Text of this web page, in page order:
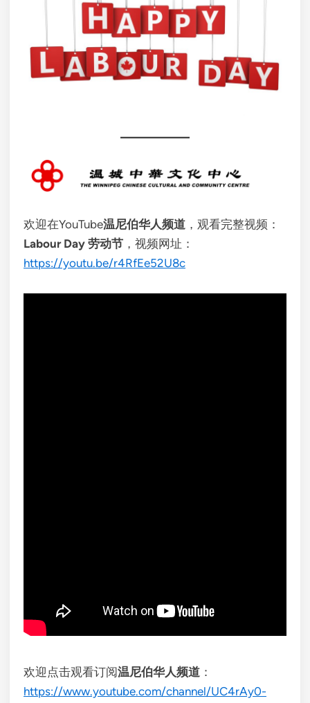
欢迎在YouTube温尼伯华人频道 ，观看完整视频：
Labour Day 劳动节 ，视频网址：
https://youtu.be/r4RfEe52U8c
欢迎点击观看订阅温尼伯华人频道 ：
https://www.youtube.com/channel/UC4rAy0-